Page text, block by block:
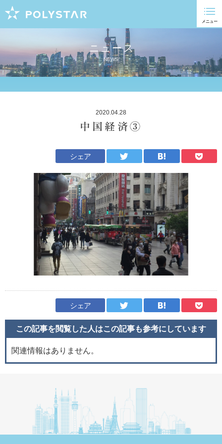
ニュース
NEWS
2020.04.28
中国経済③
シェア
シェア
この記事を閲覧した人はこの記事も参考にしています
関連情報はありません。